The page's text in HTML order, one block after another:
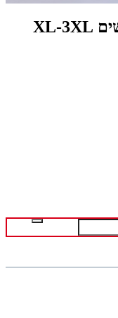
פיג'מה מעבר LAMBADA נשים XL-3XL